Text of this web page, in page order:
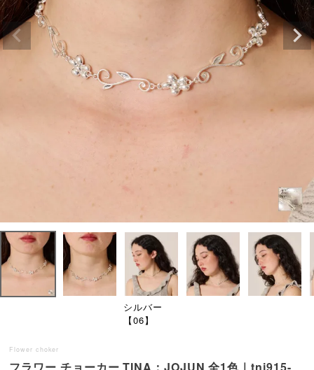
シルバー
【06】
Flower choker
フラワー チョーカー TINA：JOJUN 全1色｜tnj915-